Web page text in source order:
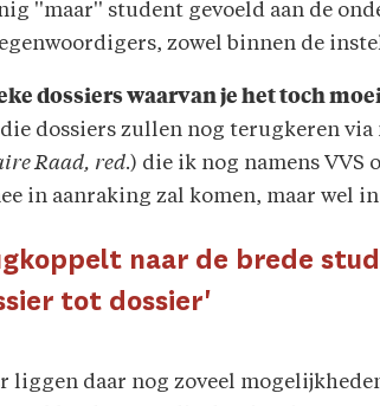
''maar'' student gevoeld aan de
zowel binnen de
dossiers waarvan je het toch
dossiers zullen nog terugkeren
Raad, red.) die ik nog namens VVS
in aanraking zal komen, maar wel
naar de brede
tot dossier'
liggen daar nog zoveel